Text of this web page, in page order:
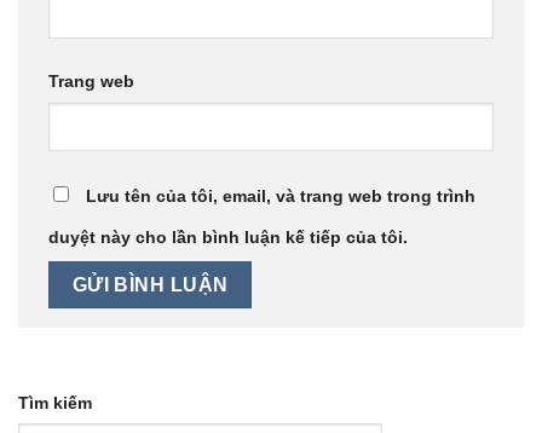
Trang web
Lưu tên của tôi, email, và trang web trong trình
duyệt này cho lần bình luận kế tiếp của tôi.
Tìm kiếm